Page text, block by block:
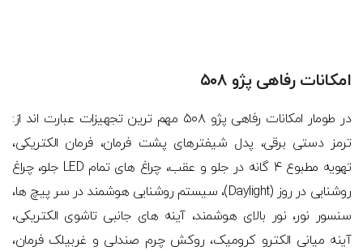
امکانات رفاهی پژو ۵۰۸
در طومار امکانات رفاهی پژو ۵۰۸ مهم ترین تجهیزات عبارت اند از:
ترمز دستی برقی، پدل شیفترهای پشت فرمان، فرمان الکتریکی،
تهویه مطبوع ۴ گانه در جلو و عقب، چراغ های تمام LED جلو، چراغ
روشنایی در روز (Daylight)، سیستم روشنایی هوشمند در سر پیچ ها،
سنسور نور، نور بالای هوشمند، آینه های جانبی تاشوی الکتریکی،
آینه میانی الکترو کرومیک، روکش چرم صندلی و غربیلک فرمان،